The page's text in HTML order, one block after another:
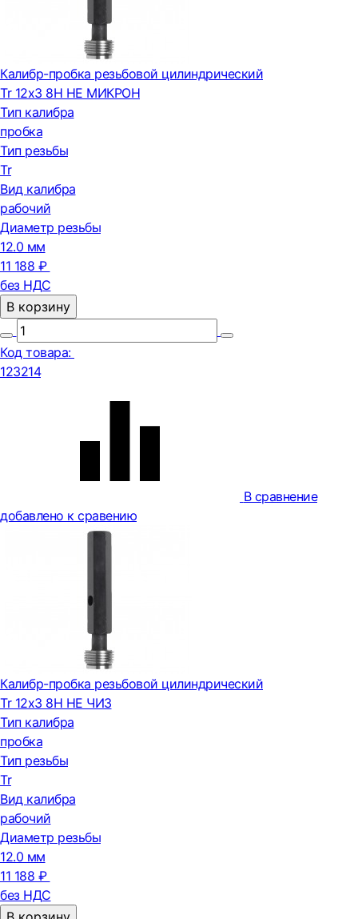
Калибр-пробка резьбовой цилиндрический
Tr 12х3 8H НЕ МИКРОН
Тип калибра
пробка
Тип резьбы
Tr
Вид калибра
рабочий
Диаметр резьбы
12.0 мм
11 188 ₽
без НДС
В корзину
Код товара:
123214
В сравнение
добавлено к сравению
Калибр-пробка резьбовой цилиндрический
Tr 12х3 8H НЕ ЧИЗ
Тип калибра
пробка
Тип резьбы
Tr
Вид калибра
рабочий
Диаметр резьбы
12.0 мм
11 188 ₽
без НДС